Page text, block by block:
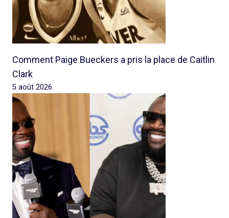
Comment Paige Bueckers a pris la place de Caitlin
Clark
5 août 2026